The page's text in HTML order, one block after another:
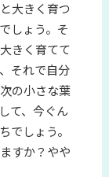
大きく育つ
しょう。そ
きく育てて
それで自分
の小さな葉
て、今ぐん
でしょう。
すか？やや